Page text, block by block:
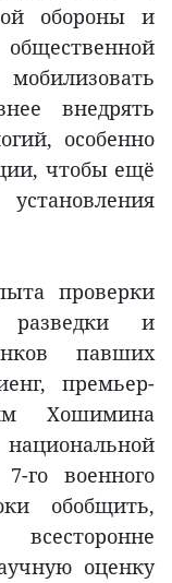
обороны и
внедрять
особенно
чтобы ещё
проверки
разведки и
павших
премьер-
Хошимина
го военного
обобщить,
оценку